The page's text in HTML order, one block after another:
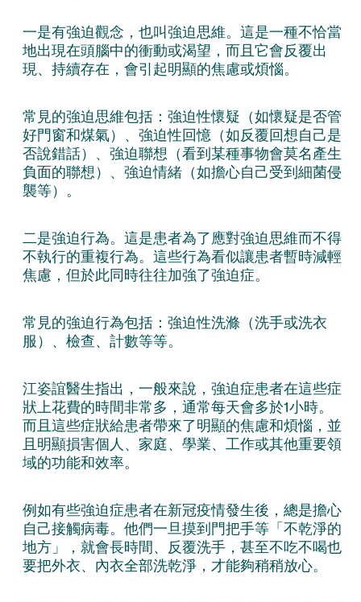
一是有強迫觀念，也叫強迫思維。這是一種不恰當
地出現在頭腦中的衝動或渴望，而且它會反覆出
現、持續存在，會引起明顯的焦慮或煩惱。
常見的強迫思維包括：強迫性懷疑（如懷疑是否管
好門窗和煤氣）、強迫性回憶（如反覆回想自己是
否說錯話）、強迫聯想（看到某種事物會莫名產生
負面的聯想）、強迫情緒（如擔心自己受到細菌侵
襲等）。
二是強迫行為。這是患者為了應對強迫思維而不得
不執行的重複行為。這些行為看似讓患者暫時減輕
焦慮，但於此同時往往加強了強迫症。
常見的強迫行為包括：強迫性洗滌（洗手或洗衣
服）、檢查、計數等等。
江姿誼醫生指出，一般來說，強迫症患者在這些症
狀上花費的時間非常多，通常每天會多於1小時。
而且這些症狀給患者帶來了明顯的焦慮和煩惱，並
且明顯損害個人、家庭、學業、工作或其他重要領
域的功能和效率。
例如有些強迫症患者在新冠疫情發生後，總是擔心
自己接觸病毒。他們一旦摸到門把手等「不乾淨的
地方」，就會長時間、反覆洗手，甚至不吃不喝也
要把外衣、內衣全部洗乾淨，才能夠稍稍放心。